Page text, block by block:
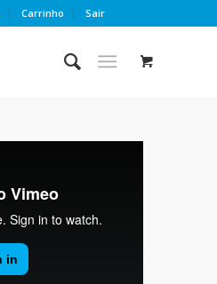
Carrinho Sair